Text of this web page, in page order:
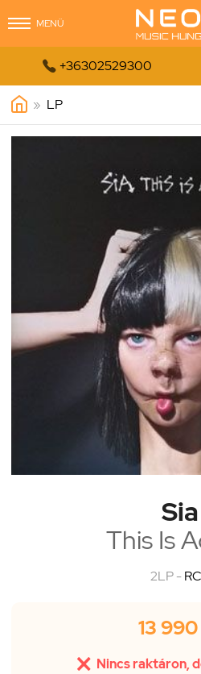
MENÜ
 +36302529300
» LP
Sia
This Is
2LP -
13
 Nincs raktáron,